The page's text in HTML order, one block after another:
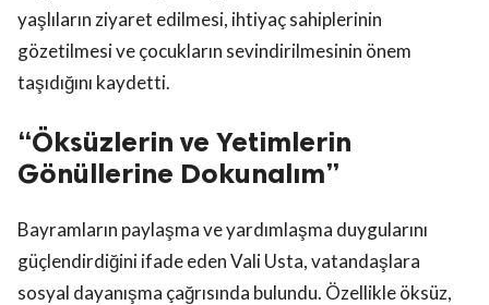
yaşlıların ziyaret edilmesi, ihtiyaç sahiplerinin
gözetilmesi ve çocukların sevindirilmesinin önem
taşıdığını kaydetti.
“Öksüzlerin ve Yetimlerin
Gönüllerine Dokunalım”
Bayramların paylaşma ve yardımlaşma duygularını
güçlendirdiğini ifade eden Vali Usta, vatandaşlara
sosyal dayanışma çağrısında bulundu. Özellikle öksüz,